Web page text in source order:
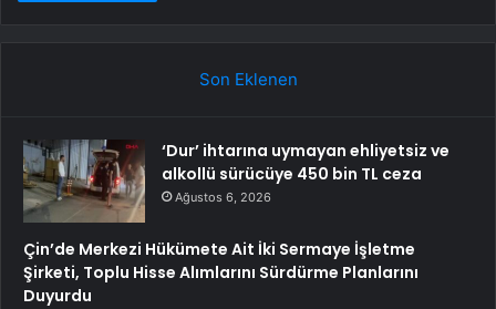
Son Eklenen
‘Dur’ ihtarına uymayan ehliyetsiz ve
alkollü sürücüye 450 bin TL ceza
Ağustos 6, 2026
Çin’de Merkezi Hükümete Ait İki Sermaye İşletme
Şirketi, Toplu Hisse Alımlarını Sürdürme Planlarını
Duyurdu